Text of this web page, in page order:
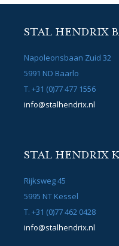
STAL HENDRIX
Napoleonsbaan Zuid 32
5991 ND Baarlo
T. +31 (0)77 477 1556
info@stalhendrix.nl
STAL HENDRIX
Rijksweg 45
5995 NT Kessel
T. +31 (0)77 462 0428
info@stalhendrix.nl